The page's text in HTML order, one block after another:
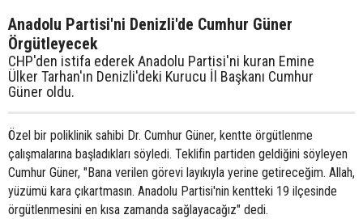
Anadolu Partisi'ni Denizli'de Cumhur Güner
Örgütleyecek
CHP'den istifa ederek Anadolu Partisi'ni kuran Emine
Ülker Tarhan'ın Denizli'deki Kurucu İl Başkanı Cumhur
Güner oldu.
Özel bir poliklinik sahibi Dr. Cumhur Güner, kentte örgütlenme
çalışmalarına başladıkları söyledi. Teklifin partiden geldiğini söyleyen
Cumhur Güner, "Bana verilen görevi layıkıyla yerine getireceğim. Allah,
yüzümü kara çıkartmasın. Anadolu Partisi'nin kentteki 19 ilçesinde
örgütlenmesini en kısa zamanda sağlayacağız" dedi.